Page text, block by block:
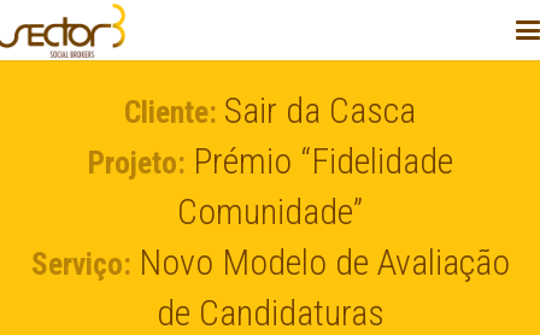
Cliente: Sair da Casca
Projeto: Prémio “Fidelidade
Comunidade”
Serviço: Novo Modelo de Avaliação
de Candidaturas